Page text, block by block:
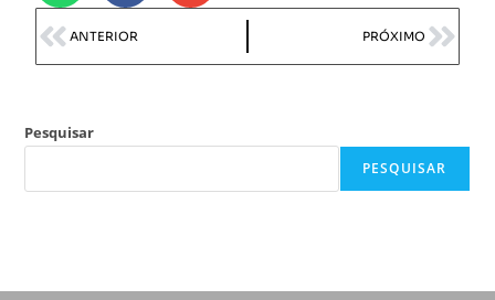
ANTERIOR PRÓXIMO
Pesquisar
PESQUISAR